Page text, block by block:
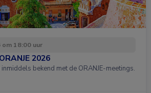
om 18:00 uur
2026
bekend met de ORANJE-meetings.